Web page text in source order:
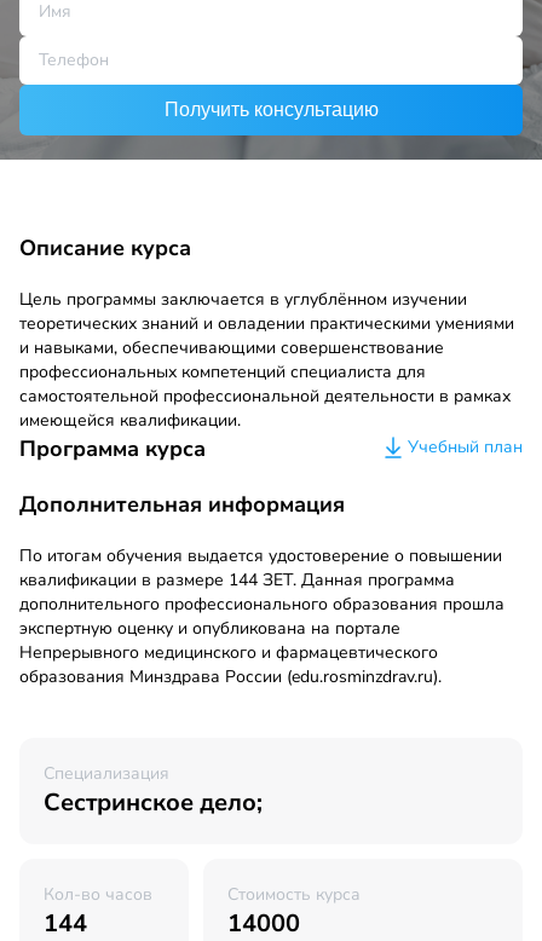
Получить консультацию
Описание курса
Цель программы заключается в углублённом изучении
теоретических знаний и овладении практическими умениями
и навыками, обеспечивающими совершенствование
профессиональных компетенций специалиста для
самостоятельной профессиональной деятельности в рамках
имеющейся квалификации.
Программа курса Учебный план
Дополнительная информация
По итогам обучения выдается удостоверение о повышении
квалификации в размере 144 ЗЕТ. Данная программа
дополнительного профессионального образования прошла
экспертную оценку и опубликована на портале
Непрерывного медицинского и фармацевтического
образования Минздрава России (edu.rosminzdrav.ru).
Специализация
Сестринское дело;
Кол-во часов
144
Стоимость курса
14000